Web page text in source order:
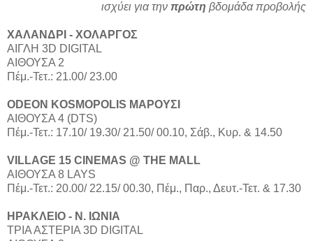
ισχύει για την πρώτη βδομάδα προβολής
ΧΑΛΑΝΔΡΙ - ΧΟΛΑΡΓΟΣ
ΑΙΓΛΗ 3D DIGITAL
ΑΙΘΟΥΣΑ 2
Πέμ.-Τετ.: 21.00/ 23.00
ODEON KOSMOPOLIS ΜΑΡΟΥΣΙ
ΑΙΘΟΥΣΑ 4 (DTS)
Πέμ.-Τετ.: 17.10/ 19.30/ 21.50/ 00.10, Σάβ., Κυρ. & 14.50
VILLAGE 15 CINEMAS @ THE MALL
ΑΙΘΟΥΣΑ 8 LAYS
Πέμ.-Τετ.: 20.00/ 22.15/ 00.30, Πέμ., Παρ., Δευτ.-Τετ. & 17.30
ΗΡΑΚΛΕΙΟ - Ν. ΙΩΝΙΑ
ΤΡΙΑ ΑΣΤΕΡΙΑ 3D DIGITAL